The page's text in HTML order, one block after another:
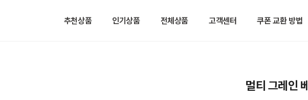
추천상품 인기상품 전체상품 고객센터 쿠폰 교환 방법
멀티 그레인